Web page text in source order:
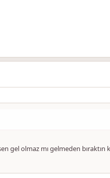
gel olmaz mı gelmeden